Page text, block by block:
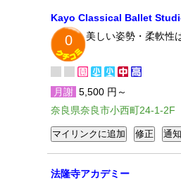
Kayo Classical Ballet
0 美しい姿勢・柔軟性
月謝 5,500 円～
奈良県奈良市小西町24-1-2F
法隆寺アカデミー